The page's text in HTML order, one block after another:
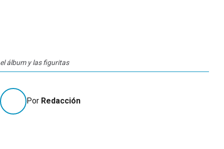
el álbum y las figuritas
Por Redacción